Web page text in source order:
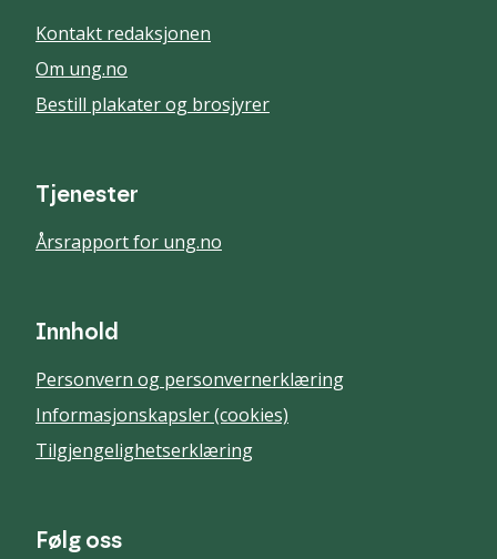
Kontakt redaksjonen
Om ung.no
Bestill plakater og brosjyrer
Tjenester
Årsrapport for ung.no
Innhold
Personvern og personvernerklæring
Informasjonskapsler (cookies)
Tilgjengelighetserklæring
Følg oss